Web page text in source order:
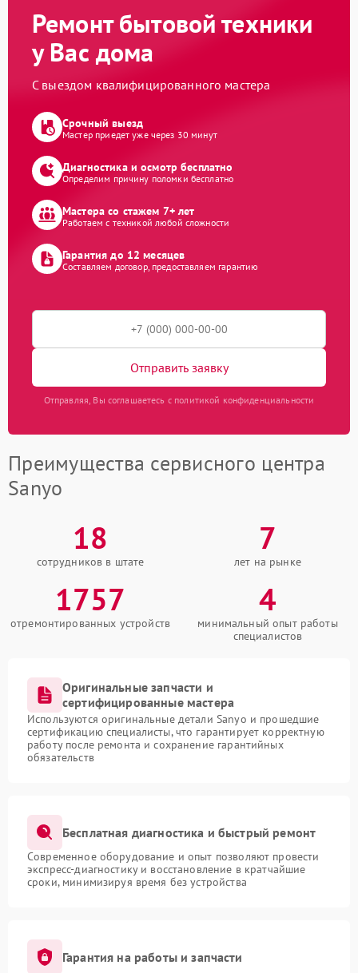
Ремонт бытовой техники
у Вас дома
С выездом квалифицированного мастера
Срочный выезд
Мастер приедет уже через 30 минут
Диагностика и осмотр бесплатно
Определим причину поломки бесплатно
Мастера со стажем 7+ лет
Работаем с техникой любой сложности
Гарантия до 12 месяцев
Составляем договор, предоставляем гарантию
Отправить заявку
Отправляя, Вы соглашаетесь с политикой конфиденциальности
Преимущества сервисного центра
Sanyo
18
сотрудников в штате
7
лет на рынке
1757
отремонтированных устройств
4
минимальный опыт работы
специалистов
Оригинальные запчасти и
сертифицированные мастера
Используются оригинальные детали Sanyo и прошедшие
сертификацию специалисты, что гарантирует корректную
работу после ремонта и сохранение гарантийных
обязательств
Бесплатная диагностика и быстрый ремонт
Современное оборудование и опыт позволяют провести
экспресс-диагностику и восстановление в кратчайшие
сроки, минимизируя время без устройства
Гарантия на работы и запчасти